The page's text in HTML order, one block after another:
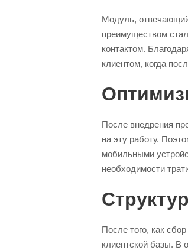
Модуль,
преимуществом
контактом.
клиентом, когда
После внедрения
на эту работу.
мобильными
необходимости
После того, как
клиентской базы. В